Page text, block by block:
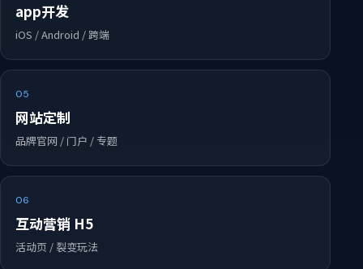
app开发
iOS / Android / 跨端
05
网站定制
品牌官网 / 门户 / 专题
06
互动营销 H5
活动页 / 裂变玩法